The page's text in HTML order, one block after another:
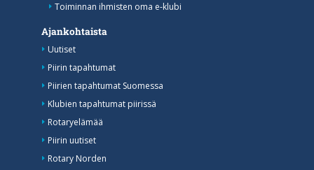
Toiminnan ihmisten oma e-klubi
Ajankohtaista
Uutiset
Piirin tapahtumat
Piirien tapahtumat Suomessa
Klubien tapahtumat piirissä
Rotaryelämää
Piirin uutiset
Rotary Norden